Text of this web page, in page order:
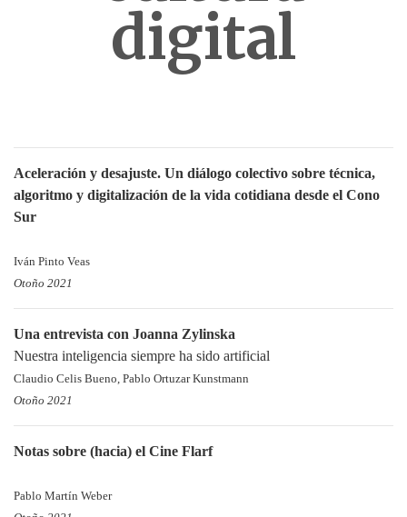
digital
Aceleración y desajuste. Un diálogo colectivo sobre técnica,
algoritmo y digitalización de la vida cotidiana desde el Cono
Sur
Iván Pinto Veas
Otoño 2021
Una entrevista con Joanna Zylinska
Nuestra inteligencia siempre ha sido artificial
Claudio Celis Bueno, Pablo Ortuzar Kunstmann
Otoño 2021
Notas sobre (hacia) el Cine Flarf
Pablo Martín Weber